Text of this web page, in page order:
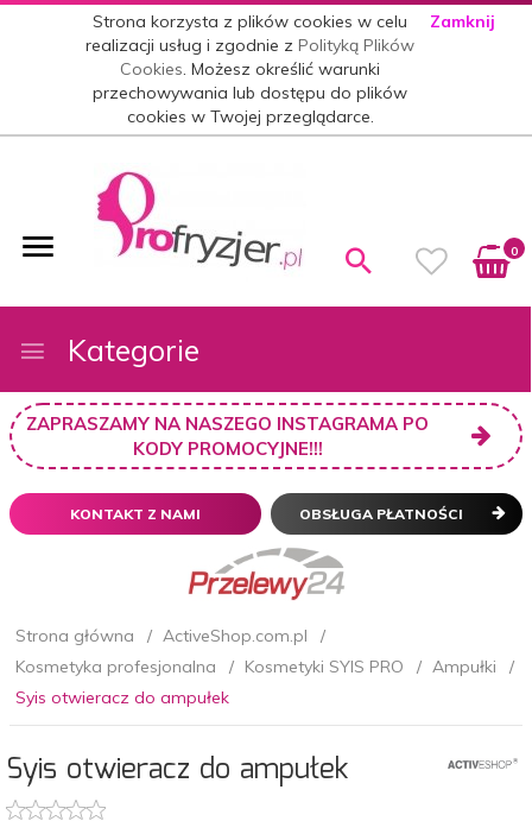
Strona korzysta z plików cookies w celu
realizacji usług i zgodnie zPolityką Plików
Cookies. Możesz określić warunki
przechowywania lub dostępu do plików
cookies w Twojej przeglądarce.
Zamknij
0
Kategorie
ZAPRASZAMY NA NASZEGO INSTAGRAMA PO
KODY PROMOCYJNE!!!
KONTAKT Z NAMI OBSŁUGA PŁATNOŚCI
Strona główna
ActiveShop.com.pl
Kosmetyka profesjonalna
Kosmetyki SYIS PRO
Ampułki
Syis otwieracz do ampułek
Syis otwieracz do ampułek